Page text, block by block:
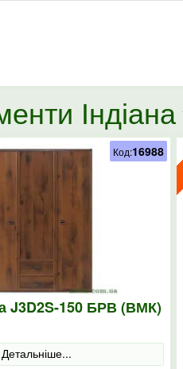
Індіана
J3D2S-150 БРВ (ВМК)
Детальніше...
Код:16988